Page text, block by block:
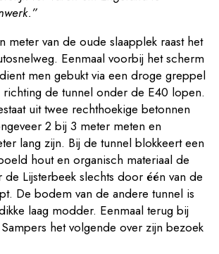
meter van de oude slaapplek raast het
Eenmaal voorbij het scherm
men gebukt via een droge greppel
richting de tunnel onder de E40 lopen.
uit twee rechthoekige betonnen
2 bij 3 meter meten en
lang zijn. Bij de tunnel blokkeert een
hout en organisch materiaal de
de Lijsterbeek slechts door één van de
De bodem van de andere tunnel is
laag modder. Eenmaal terug bij
het volgende over zijn bezoek